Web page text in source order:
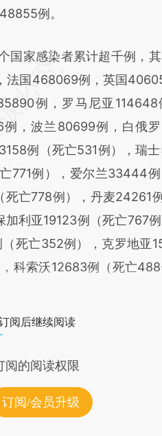
例。
家感染者累计超千例，其
法国468069例，英国
例，罗马尼亚114648
，波兰80699例，白俄罗
例（死亡531例），瑞
771例），爱尔兰33444例
亡778例），丹麦24261
利亚19123例（死亡767
死亡352例），克罗地亚
科索沃12683例（死亡
阅后继续阅读
的阅读权限
订阅/会员升级